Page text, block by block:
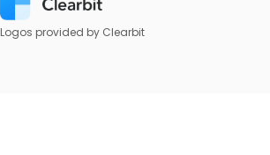
Logos provided by Clearbit